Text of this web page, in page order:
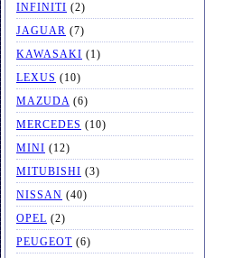
INFINITI (2)
JAGUAR (7)
KAWASAKI (1)
LEXUS (10)
MAZUDA (6)
MERCEDES (10)
MINI (12)
MITUBISHI (3)
NISSAN (40)
OPEL (2)
PEUGEOT (6)